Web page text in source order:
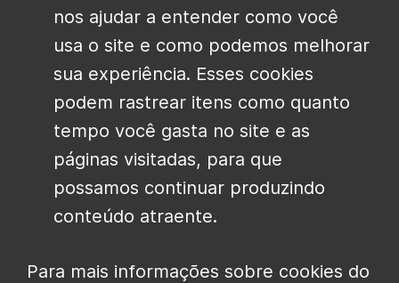
nos ajudar a entender como você
usa o site e como podemos melhorar
sua experiência. Esses cookies
podem rastrear itens como quanto
tempo você gasta no site e as
páginas visitadas, para que
possamos continuar produzindo
conteúdo atraente.
Para mais informações sobre cookies do